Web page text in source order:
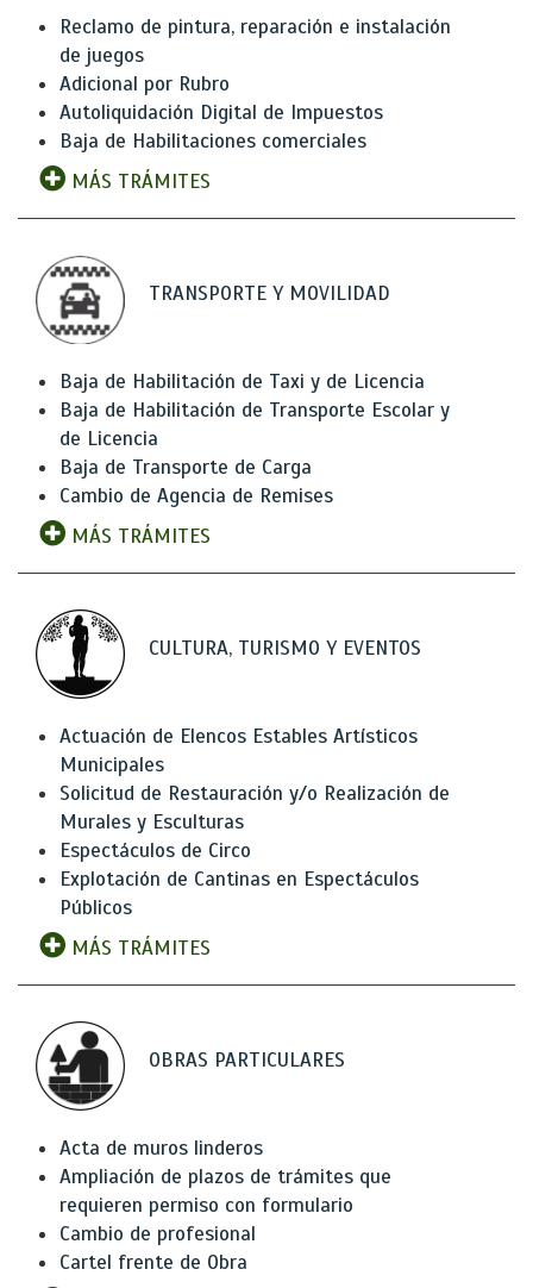
Reclamo de pintura, reparación e instalación
de juegos
Adicional por Rubro
Autoliquidación Digital de Impuestos
Baja de Habilitaciones comerciales
MÁS TRÁMITES
TRANSPORTE Y MOVILIDAD
Baja de Habilitación de Taxi y de Licencia
Baja de Habilitación de Transporte Escolar y
de Licencia
Baja de Transporte de Carga
Cambio de Agencia de Remises
MÁS TRÁMITES
CULTURA, TURISMO Y EVENTOS
Actuación de Elencos Estables Artísticos
Municipales
Solicitud de Restauración y/o Realización de
Murales y Esculturas
Espectáculos de Circo
Explotación de Cantinas en Espectáculos
Públicos
MÁS TRÁMITES
OBRAS PARTICULARES
Acta de muros linderos
Ampliación de plazos de trámites que
requieren permiso con formulario
Cambio de profesional
Cartel frente de Obra